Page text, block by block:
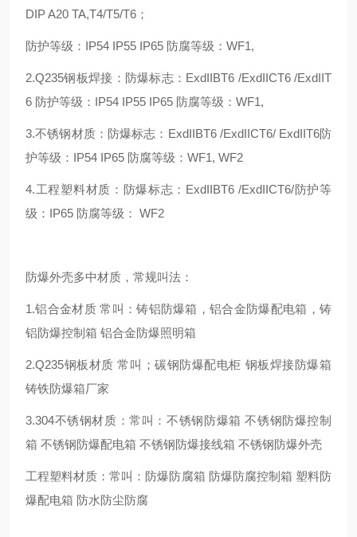
DIP A20 TA,T4/T5/T6；
防护等级：IP54 IP55 IP65 防腐等级：WF1,
2.Q235钢板焊接：防爆标志：ExdIIBT6 /ExdIICT6 /ExdIIT
6 防护等级：IP54 IP55 IP65 防腐等级：WF1,
3.不锈钢材质：防爆标志：ExdIIBT6 /ExdIICT6/ ExdIIT6防
护等级：IP54 IP65 防腐等级：WF1, WF2
4.工程塑料材质：防爆标志：ExdIIBT6 /ExdIICT6/防护等
级：IP65 防腐等级： WF2
防爆外壳多中材质，常规叫法：
1.铝合金材质 常叫：铸铝防爆箱，铝合金防爆配电箱，铸
铝防爆控制箱 铝合金防爆照明箱
2.Q235钢板材质 常叫；碳钢防爆配电柜 钢板焊接防爆箱
铸铁防爆箱厂家
3.304不锈钢材质：常叫：不锈钢防爆箱 不锈钢防爆控制
箱 不锈钢防爆配电箱 不锈钢防爆接线箱 不锈钢防爆外壳
工程塑料材质：常叫：防爆防腐箱 防爆防腐控制箱 塑料防
爆配电箱 防水防尘防腐